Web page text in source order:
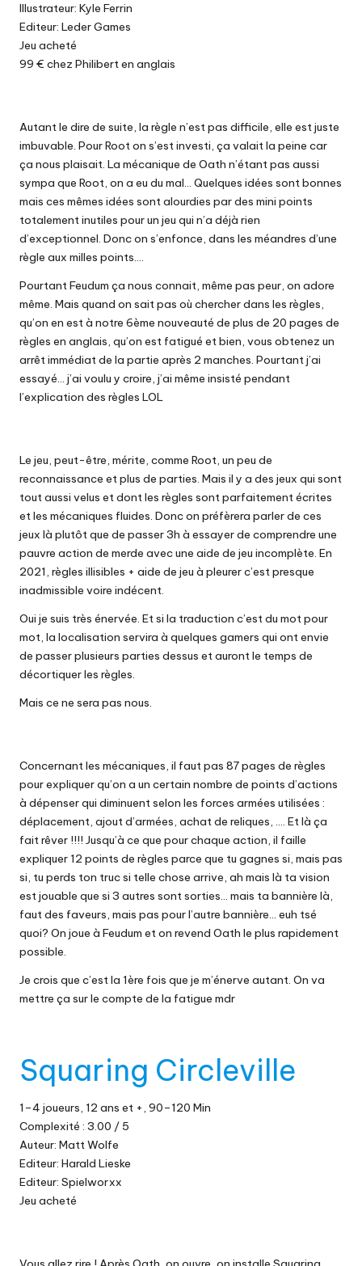
Illustrateur: Kyle Ferrin
Editeur: Leder Games
Jeu acheté
99 € chez Philiberten anglais
Autant le dire de suite, la règle n’est pas difficile, elle est juste
imbuvable. Pour Root on s’est investi, ça valait la peine car
ça nous plaisait. La mécanique de Oath n’étant pas aussi
sympa que Root, on a eu du mal… Quelques idées sont bonnes
mais ces mêmes idées sont alourdies par des mini points
totalement inutiles pour un jeu qui n’a déjà rien
d’exceptionnel. Donc on s’enfonce, dans les méandres d’une
règle aux milles points….
Pourtant Feudum ça nous connait, même pas peur, on adore
même. Mais quand on sait pas où chercher dans les règles,
qu’on en est à notre 6ème nouveauté de plus de 20 pages de
règles en anglais, qu’on est fatigué et bien, vous obtenez un
arrêt immédiat de la partie après 2 manches. Pourtant j’ai
essayé… j’ai voulu y croire, j’ai même insisté pendant
l’explication des règles LOL
Le jeu, peut-être, mérite, comme Root, un peu de
reconnaissance et plus de parties. Mais il y a des jeux qui sont
tout aussi velus et dont les règles sont parfaitement écrites
et les mécaniques fluides. Donc on préfèrera parler de ces
jeux là plutôt que de passer 3h à essayer de comprendre une
pauvre action de merde avec une aide de jeu incomplète. En
2021, règles illisibles + aide de jeu à pleurer c’est presque
inadmissible voire indécent.
Oui je suis très énervée. Et si la traduction c’est du mot pour
mot, la localisation servira à quelques gamers qui ont envie
de passer plusieurs parties dessus et auront le temps de
décortiquer les règles.
Mais ce ne sera pas nous.
Concernant les mécaniques, il faut pas 87 pages de règles
pour expliquer qu’on a un certain nombre de points d’actions
à dépenser qui diminuent selon les forces armées utilisées :
déplacement, ajout d’armées, achat de reliques, …. Et là ça
fait rêver !!!! Jusqu’à ce que pour chaque action, il faille
expliquer 12 points de règles parce que tu gagnes si, mais pas
si, tu perds ton truc si telle chose arrive, ah mais là ta vision
est jouable que si 3 autres sont sorties… mais ta bannière là,
faut des faveurs, mais pas pour l’autre bannière… euh tsé
quoi? On joue à Feudum et on revend Oath le plus rapidement
possible.
Je crois que c’est la 1ère fois que je m’énerve autant. On va
mettre ça sur le compte de la fatigue mdr
Squaring Circleville
1–4 joueurs, 12 ans et +, 90–120 Min
Complexité : 3.00 / 5
Auteur: Matt Wolfe
Editeur: Harald Lieske
Editeur: Spielworxx
Jeu acheté